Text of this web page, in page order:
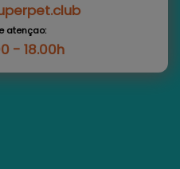
atençao:
- 18.00h